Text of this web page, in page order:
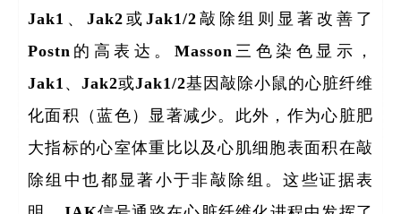
Jak1、Jak2或Jak1/2敲除组则显著改善了
Postn的高表达。Masson三色染色显示，
Jak1、Jak2或Jak1/2基因敲除小鼠的心脏纤维
化面积（蓝色）显著减少。此外，作为心脏肥
大指标的心室体重比以及心肌细胞表面积在敲
除组中也都显著小于非敲除组。这些证据表